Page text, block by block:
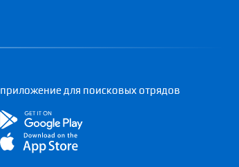
приложение для поисковых отрядов